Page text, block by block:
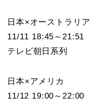
日本×オーストラリア
11/11 18:45～21:51
テレビ朝日系列
日本×アメリカ
11/12 19:00～22:00